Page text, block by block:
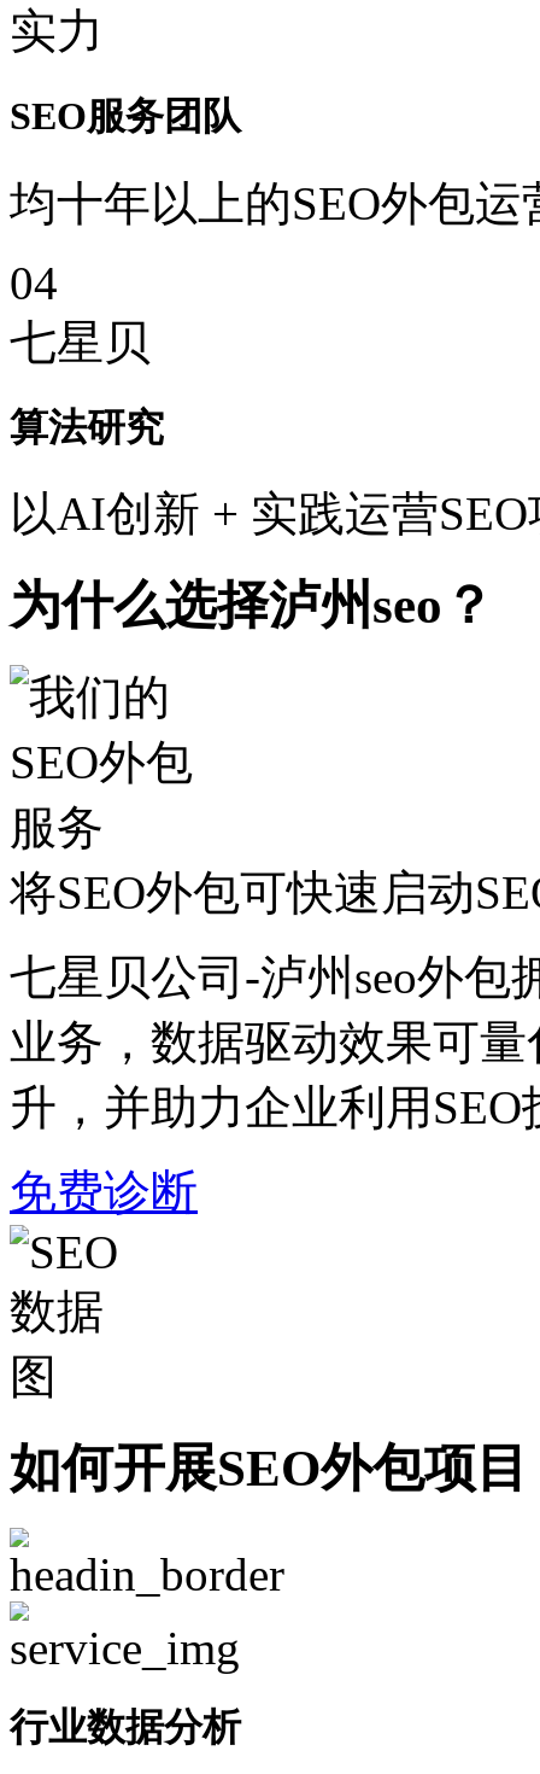
实力
SEO服务团队
均十年以上的SEO外包运
04
七星贝
算法研究
以AI创新 + 实践运营
为什么选择泸州seo？
将SEO外包可快速启动
七星贝公司-泸州seo外包
业务，数据驱动效果可
升，并助力企业利用
免费诊断
如何开展SEO外包项目
行业数据分析